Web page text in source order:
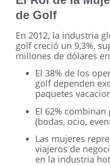
de Golf
En 2012, la industria
golf creció un 9,3%,
millones de dólares
El 38% de los
golf dependen
paquetes
El 62%
(bodas, ocio,
Las mujeres
viajeros de
en la industria